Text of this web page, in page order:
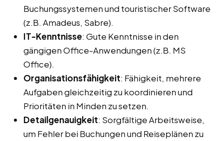
Buchungssystemen und touristischer Software
(z.B. Amadeus, Sabre).
IT-Kenntnisse: Gute Kenntnisse in den
gängigen Office-Anwendungen (z.B. MS
Office).
Organisationsfähigkeit: Fähigkeit, mehrere
Aufgaben gleichzeitig zu koordinieren und
Prioritäten in Minden zu setzen.
Detailgenauigkeit: Sorgfältige Arbeitsweise,
um Fehler bei Buchungen und Reiseplänen zu